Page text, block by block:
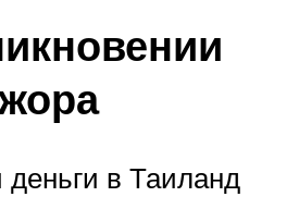
деньги в Таиланд